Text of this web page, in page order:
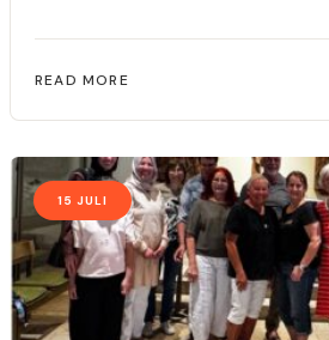
READ MORE
15 JULI